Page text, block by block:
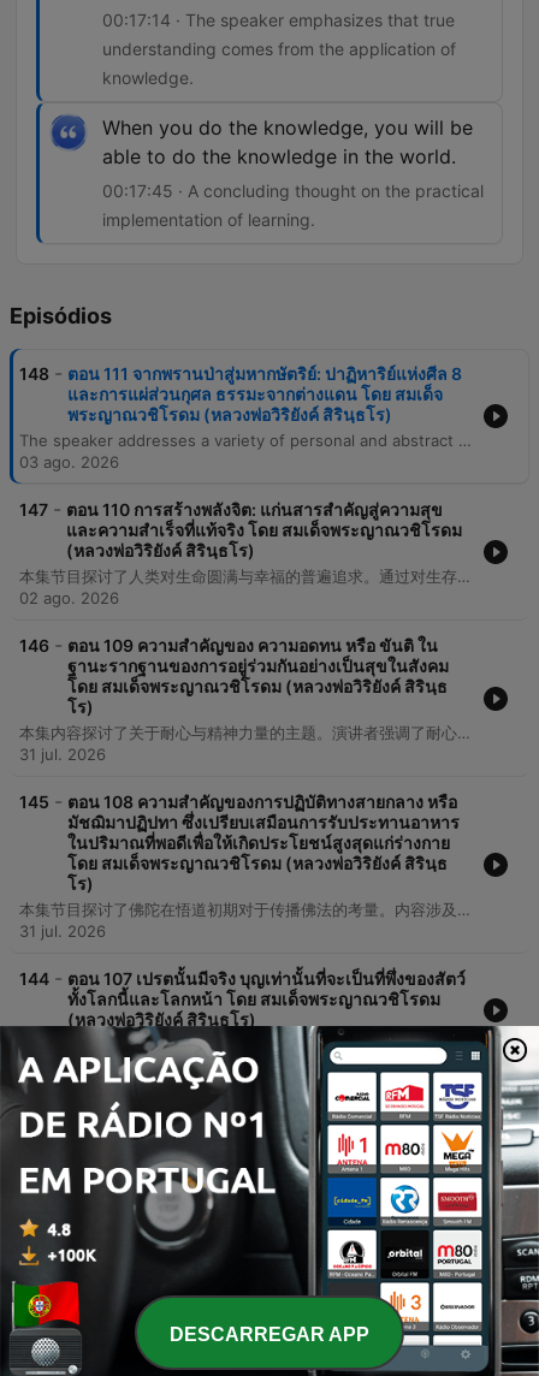
00:17:14 · The speaker emphasizes that true
understanding comes from the application of
knowledge.
When you do the knowledge, you will be
able to do the knowledge in the world.
00:17:45 · A concluding thought on the practical
implementation of learning.
Episódios
148 - ตอน 111 จากพรานป่าสู่มหากษัตริย์: ปาฏิหาริย์แห่งศีล 8
และการแผ่ส่วนกุศล ธรรมะจากต่างแดน โดย สมเด็จ
พระญาณวชิโรดม (หลวงพ่อวิริยังค์ สิรินฺธโร)
The speaker addresses a variety of personal and abstract themes, beginning with an introduction to a problem related to culture and S.N.R.K. The narrative touches upon experiences involving family, religious figures like priests, and the complexities of financial matters, specifically regarding money that was not considered the best. The discourse moves through reflections on past actions, the necessity of traveling to the city, and the pursuit of knowledge. The episode concludes with a repetitive emphasis on the importance of creating and applying knowledge in the world.
03 ago. 2026
147 - ตอน 110 การสร้างพลังจิต: แก่นสารสำคัญสู่ความสุข
และความสำเร็จที่แท้จริง โดย สมเด็จพระญาณวชิโรดม
(หลวงพ่อวิริยังค์ สิรินฺธโร)
本集节目探讨了人类对生命圆满与幸福的普遍追求。通过对生存欲望、意识状态以及社会责任感的思考，内容涉及了个体在面对现实世界时的心理预期与应对方式。
02 ago. 2026
146 - ตอน 109 ความสำคัญของ ความอดทน หรือ ขันติ ใน
ฐานะรากฐานของการอยู่ร่วมกันอย่างเป็นสุขในสังคม
โดย สมเด็จพระญาณวชิโรดม (หลวงพ่อวิริยังค์ สิรินฺธ
โร)
本集内容探讨了关于耐心与精神力量的主题。演讲者强调了耐心的三个维度，包括忍受困难、忍受劳苦以及忍受内心的痛苦。此外，内容还涉及了通过日常的学习与实践来积累知识与精神能量的过程。
31 jul. 2026
145 - ตอน 108 ความสำคัญของการปฏิบัติทางสายกลาง หรือ
มัชฌิมาปฏิปทา ซึ่งเปรียบเสมือนการรับประทานอาหาร
ในปริมาณที่พอดีเพื่อให้เกิดประโยชน์สูงสุดแก่ร่างกาย
โดย สมเด็จพระญาณวชิโรดม (หลวงพ่อวิริยังค์ สิรินฺธ
โร)
本集节目探讨了佛陀在悟道初期对于传播佛法的考量。内容涉及佛法深奥程度与众生理解能力之间的关系，以及关于法律、文化与修行实践的初步讨论。
31 jul. 2026
144 - ตอน 107 เปรตนั้นมีจริง บุญเท่านั้นที่จะเป็นที่พึ่งของสัตว์
ทั้งโลกนี้และโลกหน้า โดย สมเด็จพระญาณวชิโรดม
(หลวงพ่อวิริยังค์ สิรินฺธโร)
08 mar. 2026
Mostrar mais episódios
Mais podcasts de Saúde e fitness
Ver todos
DESCARREGAR APP